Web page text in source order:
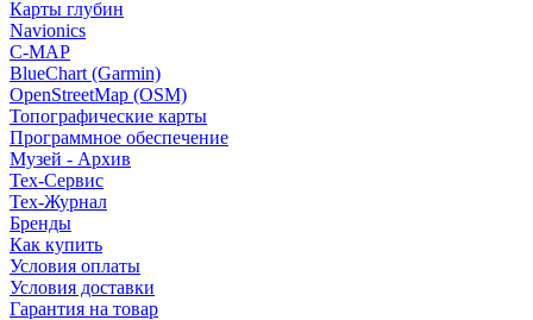
Карты глубин
Navionics
C-MAP
BlueChart (Garmin)
OpenStreetMap (OSM)
Топографические карты
Программное обеспечение
Музей - Архив
Tex-Сервис
Тех-Журнал
Бренды
Как купить
Условия оплаты
Условия доставки
Гарантия на товар